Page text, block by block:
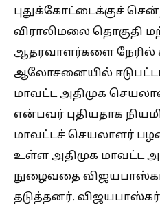
புதுக்கோட்டைக்குச்
விராலிமலை தொகுதி
ஆதரவாளர்களை நேரில்
ஆலோசனையில்
மாவட்ட அதிமுக
என்பவர் புதியதாக
மாவட்டச் செயலாளர்
உள்ள அதிமுக மாவட்ட
நுழைவதை
தடுத்தனர். விஜயபாஸ்கர்